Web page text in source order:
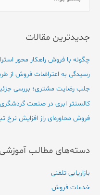
جدیدترین مقالات
چگونه با فروش راهکار محور
رسیدگی به اعتراضات فروش از
جلب رضایت مشتری؛ بررسی
کالسنتر ابری در صنعت
فروش محاوره‌ای راز افزایش نرخ
دسته‌های مطالب آموزشی
بازاریابی تلفنی
خدمات فروش